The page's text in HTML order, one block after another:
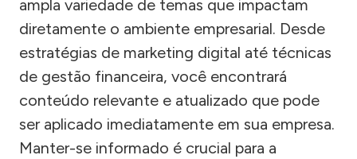
ampla variedade de temas que impactam
diretamente o ambiente empresarial. Desde
estratégias de marketing digital até técnicas
de gestão financeira, você encontrará
conteúdo relevante e atualizado que pode
ser aplicado imediatamente em sua empresa.
Manter-se informado é crucial para a